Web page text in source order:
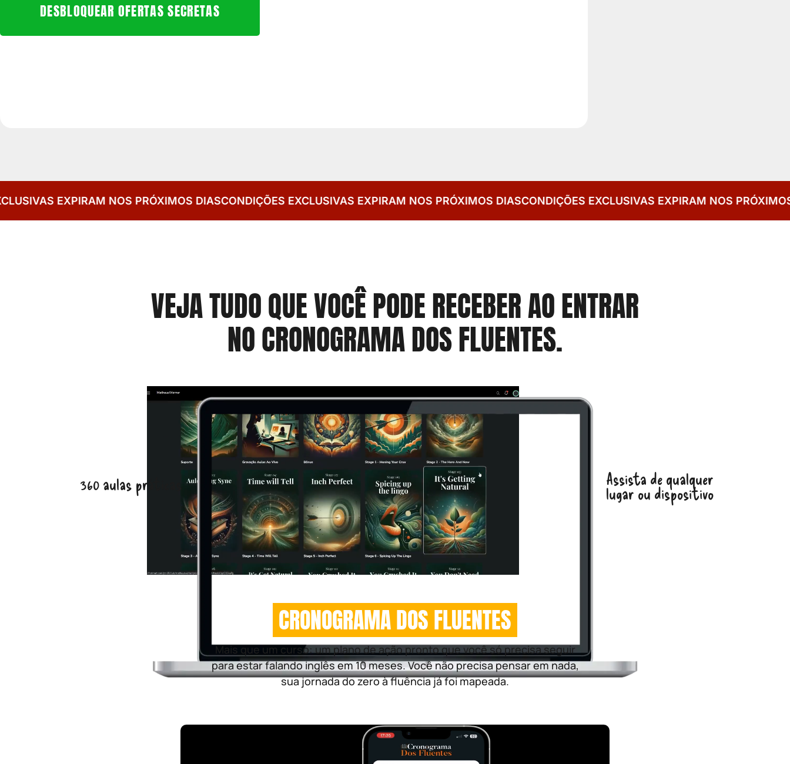
DESBLOQUEAR OFERTAS SECRETAS
NOS PRÓXIMOS DIASCONDIÇÕES EXCLUSIVAS EXPIRAM NOS PRÓXIMOS DIASCONDIÇÕES EXCLUSIVAS EXPIRAM NOS PRÓXIMOS DIAS
VEJA TUDO QUE VOCÊ PODE RECEBER AO ENTRAR
NO CRONOGRAMA DOS FLUENTES.
360 aulas práticas Assista de qualquer
lugar ou dispositivo
CRONOGRAMA DOS FLUENTES
Mais que um curso: um plano de ação pronto que você só precisa seguir
para estar falando inglês em 10 meses. Você não precisa pensar em nada,
sua jornada do zero à fluência já foi mapeada.